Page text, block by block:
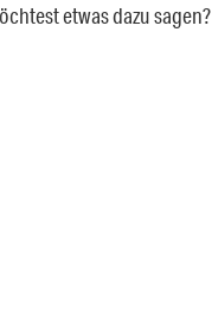
etwas dazu sagen?